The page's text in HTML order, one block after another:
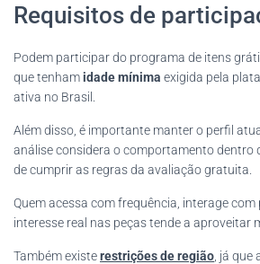
Requisitos de
Podem participar do programa de itens
que tenhamidade mínima exigida pela
ativa no Brasil.
Além disso, é importante manter o perfil
análise considera o comportamento dentro
de cumprir as regras da avaliação gratuita.
Quem acessa com frequência, interage
interesse real nas peças tende a aproveitar
Também existerestrições de região , já